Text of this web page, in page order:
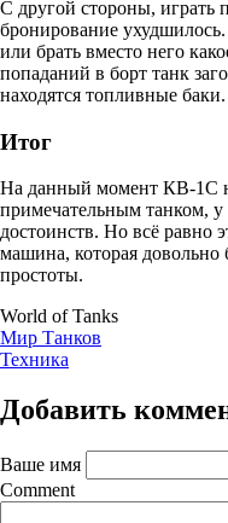
С другой стороны, играть
бронирование
или брать вместо него
попаданий в борт танк
находятся топливные баки.
Итог
На данный момент КВ-1С
примечательным танком,
достоинств. Но всё равно
машина, которая довольно
простоты.
World of Tanks
Мир Танков
Техника
Добавить
Ваше имя
Comment